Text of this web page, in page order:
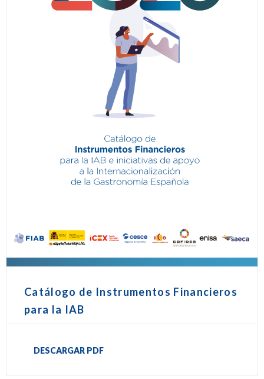
Catálogo de Instrumentos Financieros
para la IAB
DESCARGAR PDF